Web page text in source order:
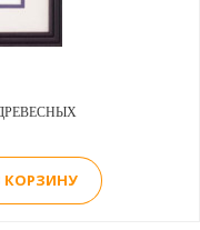
ДРЕВЕСНЫХ
КОРЗИНУ